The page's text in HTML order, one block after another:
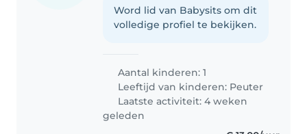
Word lid van Babysits om dit
volledige profiel te bekijken.
Aantal kinderen: 1
Leeftijd van kinderen: Peuter
Laatste activiteit: 4 weken
geleden